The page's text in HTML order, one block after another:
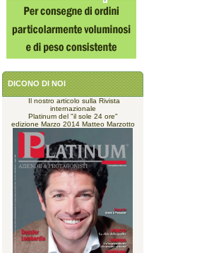
DICONO DI NOI
Il nostro articolo sulla Rivista
internazionale
Platinum del "il sole 24 ore"
edizione Marzo 2014 Matteo Marzotto